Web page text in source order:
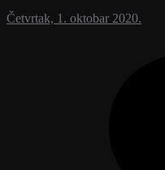
Četvrtak, 1. oktobar 2020.